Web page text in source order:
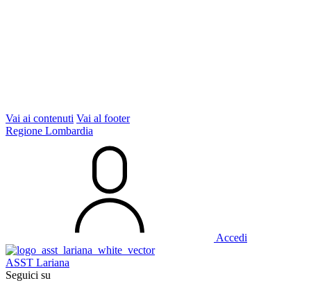
Vai ai contenuti Vai al footer
Regione Lombardia
Accedi
ASST Lariana
Seguici su